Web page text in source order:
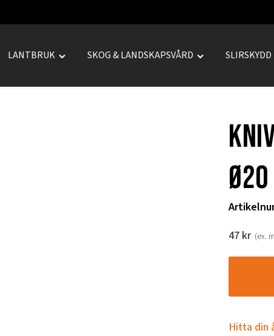
LANTBRUK
Toggle
SKOG & LANDSKAPSVÅRD
Toggle
SLIRSKYDD
Ø20
47 kr (ex.
Hitta din